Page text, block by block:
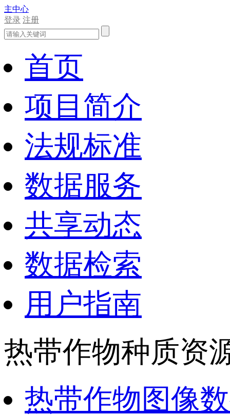
主中心
登录 注册
首页
项目简介
法规标准
数据服务
共享动态
数据检索
用户指南
热带作物种质资
热带作物图像